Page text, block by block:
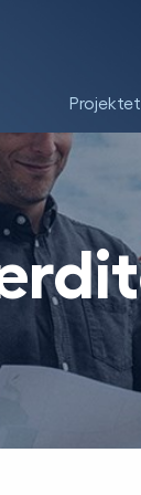
Projektet